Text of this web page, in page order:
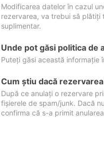
Modificarea datelor în cazul
rezervarea, va trebui să
suplimentar.
Unde pot găsi politica de
Puteți găsi această informație
Cum ştiu dacă
După ce anulați o rezervare
fișierele de spam/junk. Dacă
confirma că s-a primit